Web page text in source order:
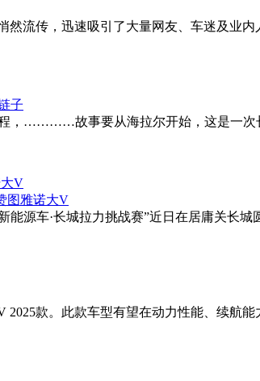
然流传，迅速吸引了大量网友、车迷及业
，…………故事要从海拉尔开始，这是一次
V
能源车·长城拉力挑战赛”近日在居庸关长
款。此款车型有望在动力性能、续航